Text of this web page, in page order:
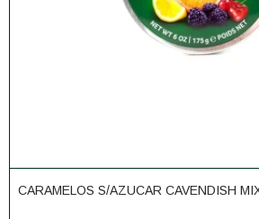
CARAMELOS S/AZUCAR CAVENDISH